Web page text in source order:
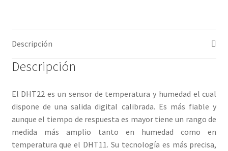
Descripción
Descripción
El DHT22 es un sensor de temperatura y humedad el cual
dispone de una salida digital calibrada. Es más fiable y
aunque el tiempo de respuesta es mayor tiene un rango de
medida más amplio tanto en humedad como en
temperatura que el DHT11. Su tecnología es más precisa,